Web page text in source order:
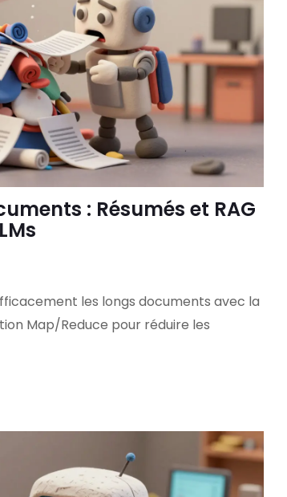
: Résumés et RAG
les longs documents avec la
Map/Reduce pour réduire les